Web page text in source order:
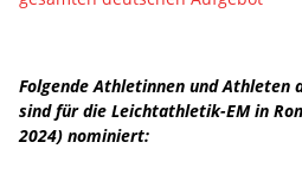
Folgende Athletinnen und Athleten
sind für die Leichtathletik-EM in
2024) nominiert: